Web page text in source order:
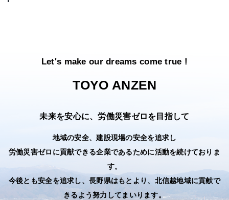
Let's make our dreams come true !
TOYO ANZEN
未来を安心に、労働災害ゼロを目指して
地域の安全、建設現場の安全を追求し
労働災害ゼロに貢献できる企業であるために活動を続けておりま
す。
今後とも安全を追求し、長野県はもとより、北信越地域に貢献で
きるよう努力してまいります。